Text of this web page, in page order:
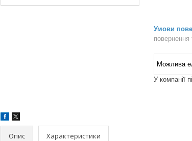
повернення
У компанії
Опис Характеристики